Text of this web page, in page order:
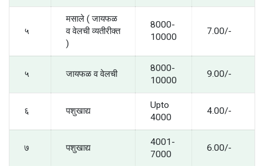
५
मसाले ( जायफळ
व वेलची व्यतीरीक्त
)
8000-
10000
7.00/-
५ जायफळ व वेलची
8000-
10000
9.00/-
६ पशुखाद्य
Upto
4000
4.00/-
७ पशुखाद्य
4001-
7000
6.00/-